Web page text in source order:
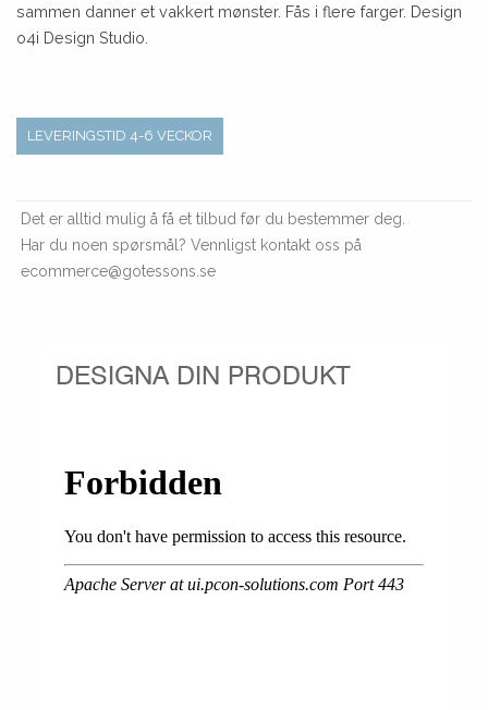
sammen danner et vakkert mønster. Fås i flere farger. Design
o4i Design Studio.
LEVERINGSTID 4-6 VECKOR
Det er alltid mulig å få et tilbud før du bestemmer deg.
Har du noen spørsmål? Vennligst kontakt oss på
ecommerce@gotessons.se
DESIGNA DIN PRODUKT